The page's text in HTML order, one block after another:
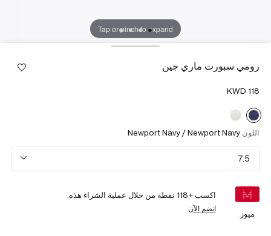
Tap or pinch to expand
رومي سبورت ماري جين
اللون Newport Navy / Newport Navy
7.5
ميوز
اكسب +118 نقطة من خلال عملية الشراء هذه.
انضم الآن